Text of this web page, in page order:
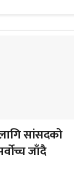
सांसदको
जाँदै